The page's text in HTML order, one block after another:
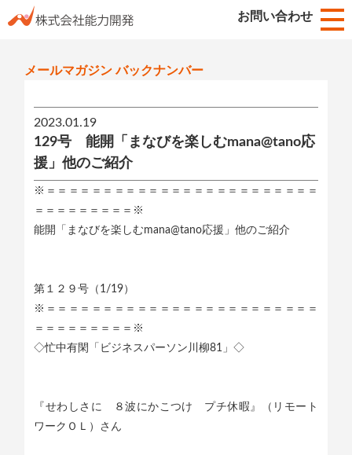
お問い合わせ
お知らせ
HOME
メールマガジン バックナンバー
2023.01.19
129号 能開「まなびを楽しむmana@tano応
援」他のご紹介
※＝＝＝＝＝＝＝＝＝＝＝＝＝＝＝＝＝＝＝＝＝＝＝＝
＝＝＝＝＝＝＝＝＝※
能開「まなびを楽しむmana@tano応援」他のご紹介
第１２９号（1/19）
※＝＝＝＝＝＝＝＝＝＝＝＝＝＝＝＝＝＝＝＝＝＝＝＝
＝＝＝＝＝＝＝＝＝※
◇忙中有閑「ビジネスパーソン川柳81」◇
『せわしさに ８波にかこつけ プチ休暇』（リモート
ワークＯＬ）さん